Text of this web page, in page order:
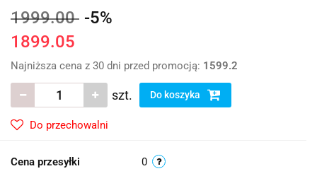
1999.00 -5%
1899.05
Najniższa cena z 30 dni przed promocją: 1599.2
szt. Do koszyka
Do przechowalni
Cena przesyłki 0